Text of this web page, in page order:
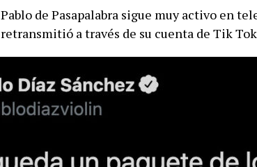
Pablo de Pasapalabra sigue muy activo en
retransmitió a través de su cuenta de Tik